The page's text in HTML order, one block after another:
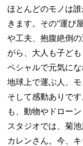
ほとんどのモノは
きます。その“運び
や工夫、抱腹絶倒
がら、大人も子ど
ペシャルで元気にな
地球上で運ぶ人、モ
そして感動ありで
も、動物やドローン
スタジオでは、菊
カレンさん。今、